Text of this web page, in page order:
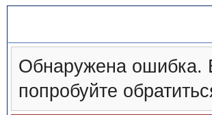
Обнаружена ошибка.
попробуйте